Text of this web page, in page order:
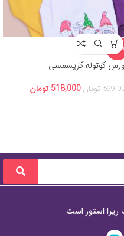
-14%
کوتوله کریسمسی
تومان 518,000 تومان
استور است